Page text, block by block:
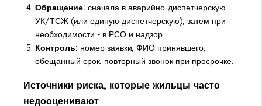
Обращение: сначала в аварийно-диспетчерскую
УК/ТСЖ (или единую диспетчерскую), затем при
необходимости - в РСО и надзор.
Контроль: номер заявки, ФИО принявшего,
обещанный срок, повторный звонок при просрочке.
Источники риска, которые жильцы часто
недооценивают